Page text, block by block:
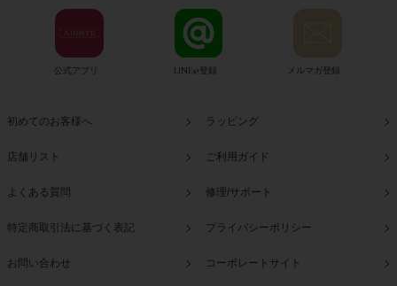
公式アプリ LINE@登録 メルマガ登録
初めてのお客様へ ラッピング
店舗リスト ご利用ガイド
よくある質問 修理/サポート
特定商取引法に基づく表記 プライバシーポリシー
お問い合わせ コーポレートサイト